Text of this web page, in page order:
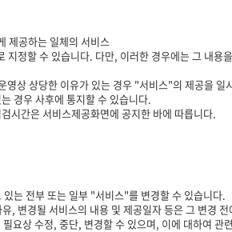
제공하는 일체의 서비스
정할 수 있습니다. 다만, 이러한 경우에는 그 내용
상 상당한 이유가 있는 경우 "서비스"의 제공을
경우 사후에 통지할 수 있습니다.
시간은 서비스제공화면에 공지한 바에 따릅니다.
는 전부 또는 일부 "서비스"를 변경할 수 있습니다.
변경될 서비스의 내용 및 제공일자 등은 그 변경
상 수정, 중단, 변경할 수 있으며, 이에 대하여